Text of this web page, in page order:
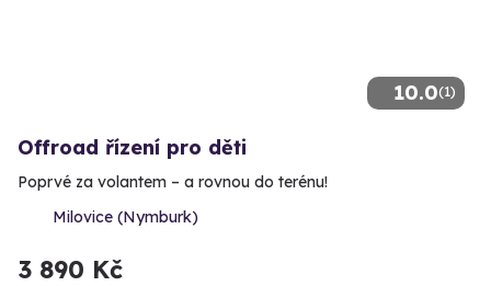
10.0(1)
Offroad řízení pro děti
Poprvé za volantem – a rovnou do terénu!
Milovice (Nymburk)
3 890 Kč